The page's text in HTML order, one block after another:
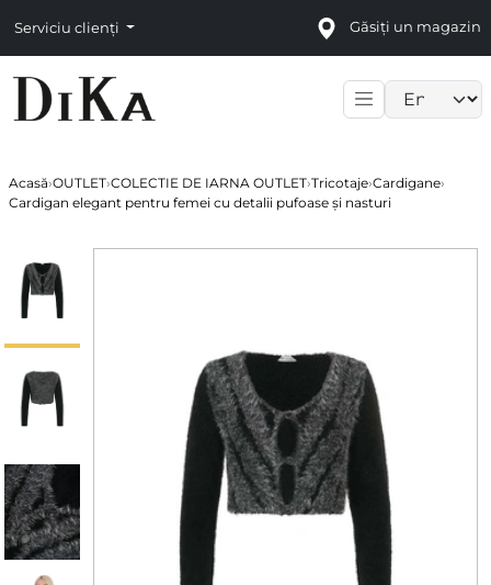
Serviciu clienți Găsiți un magazin
Acasă›OUTLET›COLECTIE DE IARNA OUTLET›Tricotaje›Cardigane›
Cardigan elegant pentru femei cu detalii pufoase și nasturi